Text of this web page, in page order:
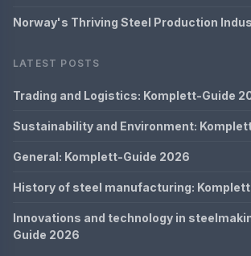
Norway's Thriving Steel Production
LATEST POSTS
Trading and Logistics: Komplett-Guide
Sustainability and Environment:
General: Komplett-Guide 2026
History of steel manufacturing:
Innovations and technology in
Guide 2026